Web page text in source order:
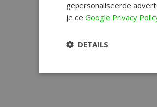
gepersonaliseerde
je de Google Privacy
DETAILS